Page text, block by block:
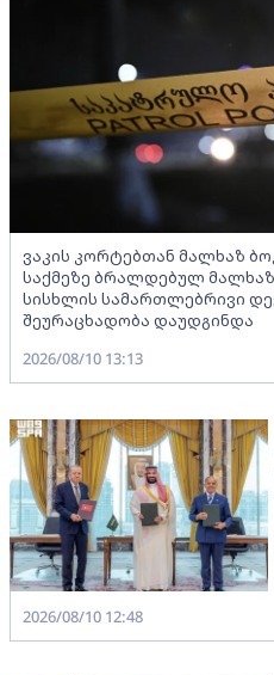
ვაკის კორტებთან მალხაზ
საქმეზე ბრალდებულ
სისხლის სამართლებრივი
შეურაცხადობა დაუდგინდა
2026/08/10 13:13
2026/08/10 12:48